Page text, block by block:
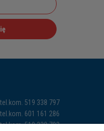
tel.kom. 519 338 797
tel.kom. 601 161 286
tel.kom. 519 338 793